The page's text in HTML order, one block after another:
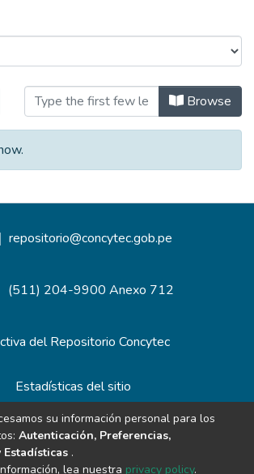
by Author
Browse
repositorio@concytec.gob.pe
(511) 204-9900 Anexo 712
del Repositorio Concytec
Estadísticas del sitio
Redes de Repositorios
su información personal para los
Autenticación, Preferencias,
.
lea nuestra privacy policy.